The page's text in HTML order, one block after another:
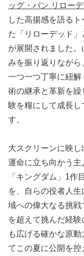
ッグ・バン リロー
した高揚感を語る
た「リローデッド
が展開されました
みを振り返りなが
一つ一つ丁寧に紐
術の継承と革新を
験を糧にして成長し
す。
大スクリーンに映
運命に立ち向かう
「キングダム」1作
を、自らの役者人
域への偉大なる挑
を超えて挑んだ経
も広げる確かな原
てこの夏に公開を